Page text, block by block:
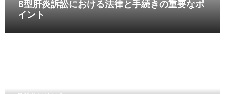
B型肝炎訴訟における法律と手続きの重要なポ
イント